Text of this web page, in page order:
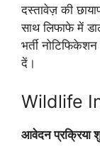
दस्तावेज़ की
साथ लिफाफे में
भर्ती
दें।
Wildlife
आवेदन प्रक्रिया